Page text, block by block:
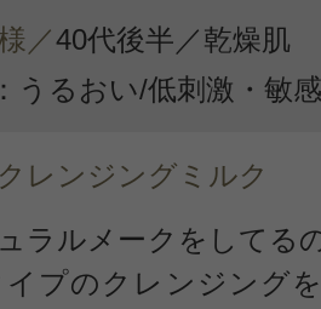
／40代後半／乾燥肌
うるおい/低刺激・敏
レンジングミルク
ラルメークをしてる
イプのクレンジング